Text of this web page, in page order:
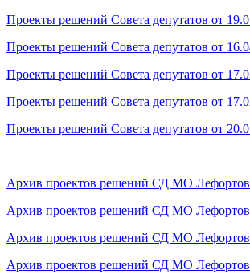
Проекты решений Совета депутатов от
Проекты решений Совета депутатов от
Проекты решений Совета депутатов от
Проекты решений Совета депутатов от
Проекты решений Совета депутатов от
Архив проектов решений СД МО
Архив проектов решений СД МО
Архив проектов решений СД МО
Архив проектов решений СД МО